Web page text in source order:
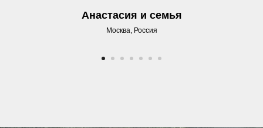
Анастасия и семья
Москва, Россия